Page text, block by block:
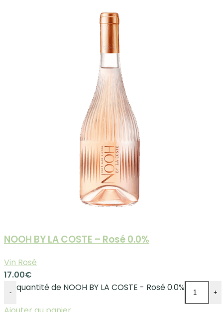
NOOH BY LA COSTE – Rosé 0.0%
Vin Rosé
17.00€
- quantité de NOOH BY LA COSTE - Rosé 0.0% +